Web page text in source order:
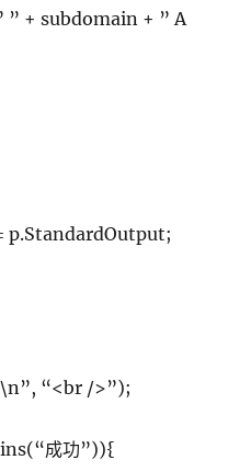
” + subdomain + ” A
“<br />”);
成功”)){